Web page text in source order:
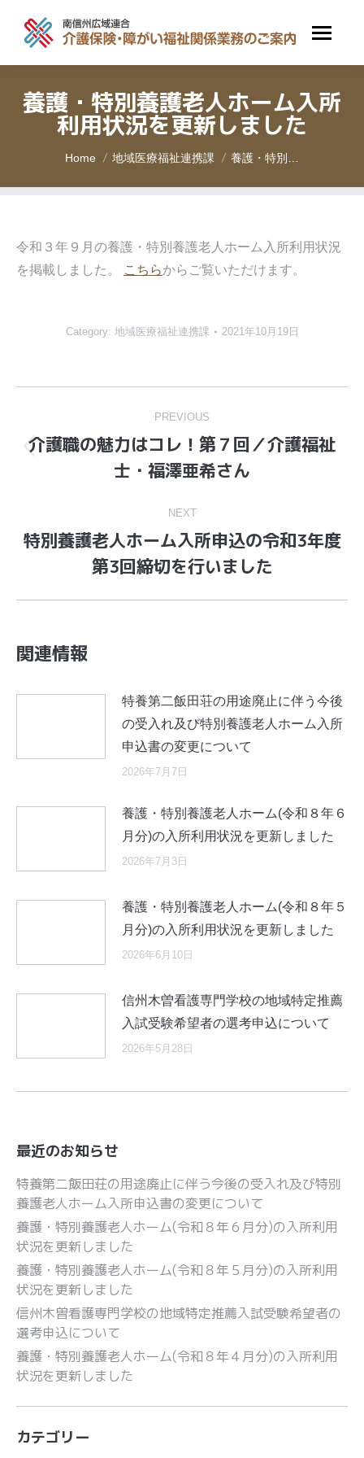
養護・特別養護老人ホーム入所
利用状況を更新しました
Home 地域医療福祉連携課 養護・特別…
令和３年９月の養護・特別養護老人ホーム入所利用状況
を掲載しました。
こちらからご覧いただけます。
Category: 地域医療福祉連携課 2021年10月19日
PREVIOUS
Previous
post:
介護職の魅力はコレ！第７回／介護福祉
士・福澤亜希さん
NEXT
Next
post:
特別養護老人ホーム入所申込の令和3年度
第3回締切を行いました
関連情報
特養第二飯田荘の用途廃止に伴う今後
の受入れ及び特別養護老人ホーム入所
申込書の変更について
2026年7月7日
養護・特別養護老人ホーム(令和８年６
月分)の入所利用状況を更新しました
2026年7月3日
養護・特別養護老人ホーム(令和８年５
月分)の入所利用状況を更新しました
2026年6月10日
信州木曽看護専門学校の地域特定推薦
入試受験希望者の選考申込について
2026年5月28日
最近のお知らせ
特養第二飯田荘の用途廃止に伴う今後の受入れ及び特別
養護老人ホーム入所申込書の変更について
養護・特別養護老人ホーム(令和８年６月分)の入所利用
状況を更新しました
養護・特別養護老人ホーム(令和８年５月分)の入所利用
状況を更新しました
信州木曽看護専門学校の地域特定推薦入試受験希望者の
選考申込について
養護・特別養護老人ホーム(令和８年４月分)の入所利用
状況を更新しました
カテゴリー